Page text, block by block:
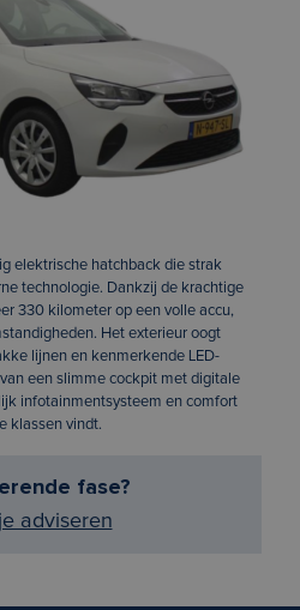
elektrische hatchback die strak
technologie. Dankzij de krachtige
330 kilometer op een volle accu,
Het exterieur oogt
lijnen en kenmerkende LED-
een slimme cockpit met digitale
infotainmentsysteem en comfort
klassen vindt.
fase?
adviseren